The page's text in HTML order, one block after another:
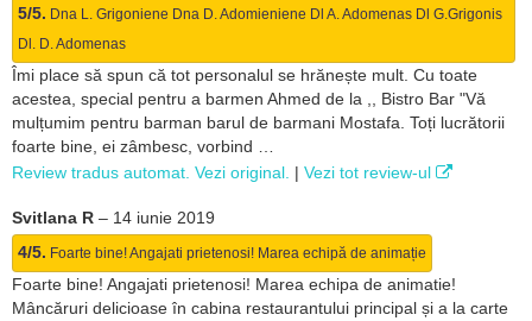
5/5. Dna L. Grigoniene Dna D. Adomieniene Dl A. Adomenas Dl G.Grigonis
Dl. D. Adomenas
Îmi place să spun că tot personalul se hrănește mult. Cu toate
acestea, special pentru a barmen Ahmed de la ,, Bistro Bar "Vă
mulțumim pentru barman barul de barmani Mostafa. Toți lucrătorii
foarte bine, ei zâmbesc, vorbind …
Review tradus automat. Vezi original. | Vezi tot review-ul
Svitlana R – 14 iunie 2019
4/5. Foarte bine! Angajati prietenosi! Marea echipă de animație
Foarte bine! Angajati prietenosi! Marea echipa de animatie!
Mâncăruri delicioase în cabina restaurantului principal și a la carte